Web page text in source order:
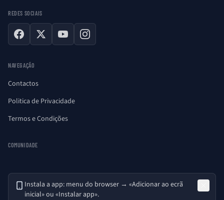
REDES SOCIAIS
Facebook
X YouTubeInstagram
NAVEGAÇÃO
Contactos
Politica de Privacidade
Termos e Condições
COMUNIDADE
Instala a app: menu do browser → «Adicionar ao ecrã
inicial» ou «Instalar app».